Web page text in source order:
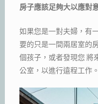
房子應該足夠大以應對
如果您是一對夫婦，有
要的只是一間兩居室的
個孩子，或者發現您 將
公室，以進行遠程工作